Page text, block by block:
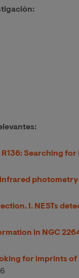
Searching
photometry
I. NESTs
in NGC
for imprints